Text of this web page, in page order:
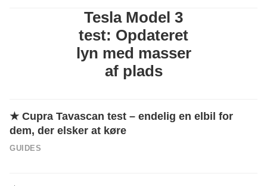
Tesla Model 3
test: Opdateret
lyn med masser
af plads
★ Cupra Tavascan test – endelig en elbil for
dem, der elsker at køre
GUIDES